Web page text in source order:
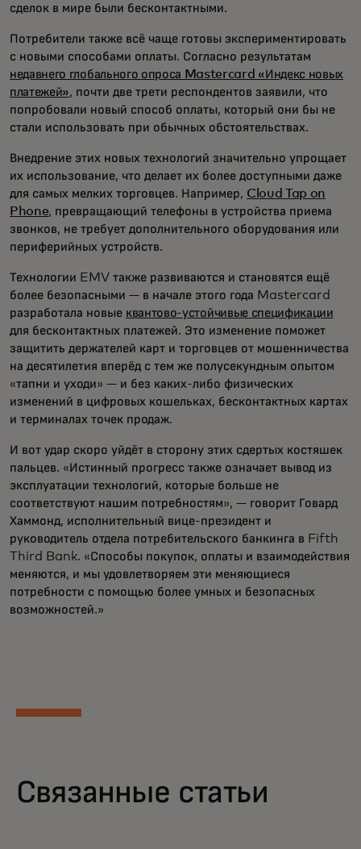
сделок в мире были бесконтактными.
Потребители также всё чаще готовы экспериментировать
с новыми способами оплаты. Согласно результатам
недавнего глобального опроса Mastercard «Индекс новых
платежей», почти две трети респондентов заявили, что
попробовали новый способ оплаты, который они бы не
стали использовать при обычных обстоятельствах.
Внедрение этих новых технологий значительно упрощает
их использование, что делает их более доступными даже
для самых мелких торговцев. Например, Cloud Tap on
Phone, превращающий телефоны в устройства приема
звонков, не требует дополнительного оборудования или
периферийных устройств.
Технологии EMV также развиваются и становятся ещё
более безопасными — в начале этого года Mastercard
разработала новые квантово-устойчивые спецификации
для бесконтактных платежей. Это изменение поможет
защитить держателей карт и торговцев от мошенничества
на десятилетия вперёд с тем же полусекундным опытом
«тапни и уходи» — и без каких-либо физических
изменений в цифровых кошельках, бесконтактных картах
и терминалах точек продаж.
И вот удар скоро уйдёт в сторону этих сдертых костяшек
пальцев. «Истинный прогресс также означает вывод из
эксплуатации технологий, которые больше не
соответствуют нашим потребностям», — говорит Говард
Хаммонд, исполнительный вице-президент и
руководитель отдела потребительского банкинга в Fifth
Third Bank. «Способы покупок, оплаты и взаимодействия
меняются, и мы удовлетворяем эти меняющиеся
потребности с помощью более умных и безопасных
возможностей.»
Связанные статьи